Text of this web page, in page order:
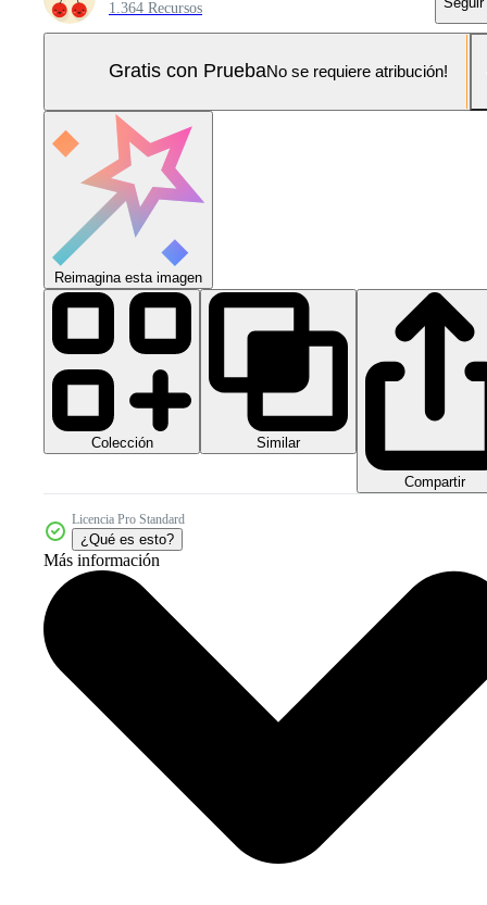
1.364 Recursos
Gratis con PruebaNo se requiere atribución!
Reimagina esta imagen
Colección Similar
Compartir
Licencia Pro Standard
¿Qué es esto?
Más información